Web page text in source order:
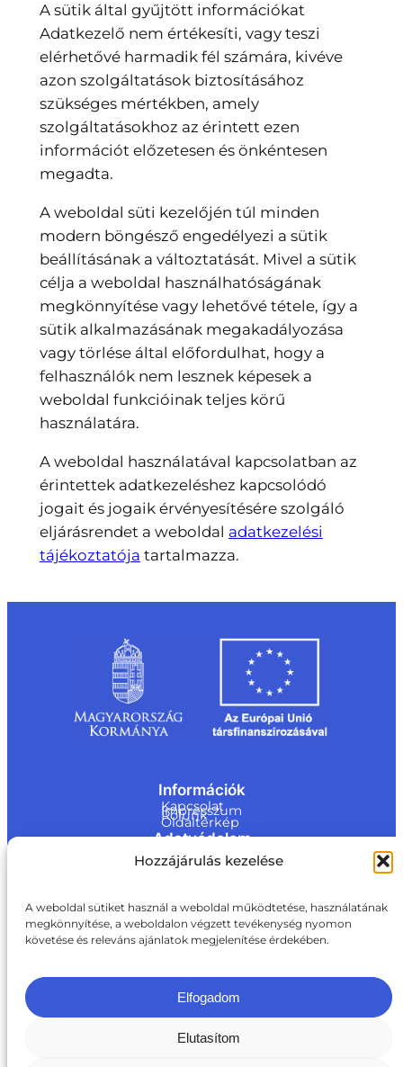
Hozzájárulás kezelése
A weboldal sütiket használ a weboldal működtetése, használatának
megkönnyítése, a weboldalon végzett tevékenység nyomon
követése és releváns ajánlatok megjelenítése érdekében.
Elfogadom
Elutasítom
A sütik által gyűjtött információkat
Adatkezelő nem értékesíti, vagy teszi
elérhetővé harmadik fél számára, kivéve
azon szolgáltatások biztosításához
szükséges mértékben, amely
szolgáltatásokhoz az érintett ezen
információt előzetesen és önkéntesen
megadta.
A weboldal süti kezelőjén túl minden
modern böngésző engedélyezi a sütik
beállításának a változtatását. Mivel a sütik
célja a weboldal használhatóságának
megkönnyítése vagy lehetővé tétele, így a
sütik alkalmazásának megakadályozása
vagy törlése által előfordulhat, hogy a
felhasználók nem lesznek képesek a
weboldal funkcióinak teljes körű
használatára.
A weboldal használatával kapcsolatban az
érintettek adatkezeléshez kapcsolódó
jogait és jogaik érvényesítésére szolgáló
eljárásrendet a weboldal adatkezelési
tájékoztatója tartalmazza.
Információk
Kapcsolat
Impresszum
Rólunk
Oldaltérkép
Adatvédelem
Jogi nyilatkozat
Adatvédelmi nyilatkozat
Akadálymentesítési nyilatkozat
ite@a
ki.gov.